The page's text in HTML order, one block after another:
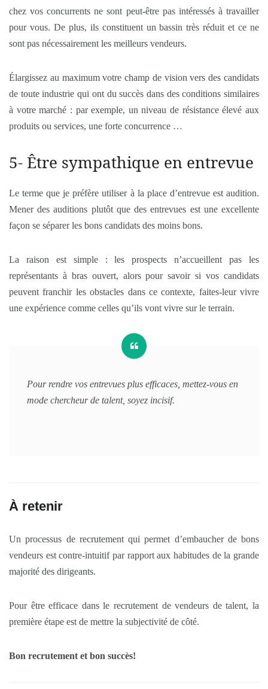
chez vos concurrents ne sont peut-être pas intéressés à travailler
pour vous. De plus, ils constituent un bassin très réduit et ce ne
sont pas nécessairement les meilleurs vendeurs.
Élargissez au maximum votre champ de vision vers des candidats
de toute industrie qui ont du succès dans des conditions similaires
à votre marché : par exemple, un niveau de résistance élevé aux
produits ou services, une forte concurrence …
5- Être sympathique en entrevue
Le terme que je préfère utiliser à la place d’entrevue est audition.
Mener des auditions plutôt que des entrevues est une excellente
façon se séparer les bons candidats des moins bons.
La raison est simple : les prospects n’accueillent pas les
représentants à bras ouvert, alors pour savoir si vos candidats
peuvent franchir les obstacles dans ce contexte, faites-leur vivre
une expérience comme celles qu’ils vont vivre sur le terrain.
Pour rendre vos entrevues plus efficaces, mettez-vous en
mode chercheur de talent, soyez incisif.
À retenir
Un processus de recrutement qui permet d’embaucher de bons
vendeurs est contre-intuitif par rapport aux habitudes de la grande
majorité des dirigeants.
Pour être efficace dans le recrutement de vendeurs de talent, la
première étape est de mettre la subjectivité de côté.
Bon recrutement et bon succès!